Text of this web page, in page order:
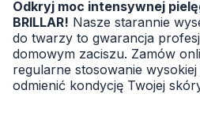
Odkryj moc intensywnej
BRILLAR! Nasze starannie
do twarzy to gwarancja
domowym zaciszu. Zamów
regularne stosowanie
odmienić kondycję Twojej